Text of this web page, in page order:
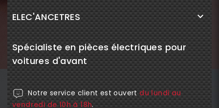
ELEC'ANCETRES 
Spécialiste en pièces électriques pour
voitures d'avant
Notre service client est ouvertdu lundi au
vendredi de 10h à 18h.